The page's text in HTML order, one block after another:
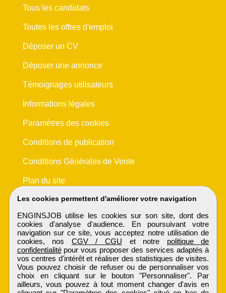
Les cookies permettent d'améliorer votre navigation
ENGINSJOB utilise les cookies sur son site, dont des
cookies d'analyse d'audience. En poursuivant votre
navigation sur ce site, vous acceptez notre utilisation de
cookies, nos CGV / CGU et notre politique de
confidentialitépour vous proposer des services adaptés à
vos centres d'intérêt et réaliser des statistiques de visites.
Vous pouvez choisir de refuser ou de personnaliser vos
choix en cliquant sur le bouton "Personnaliser". Par
ailleurs, vous pouvez à tout moment changer d'avis en
Tous les candidats
Toutes les offres d'emploi
Déposer un CV
Déposer une annonce
Témoignages utilisateurs
Informations légales
Paramètres des cookies
Conditions de publication
Conditions Générales de Vente
Plan du site